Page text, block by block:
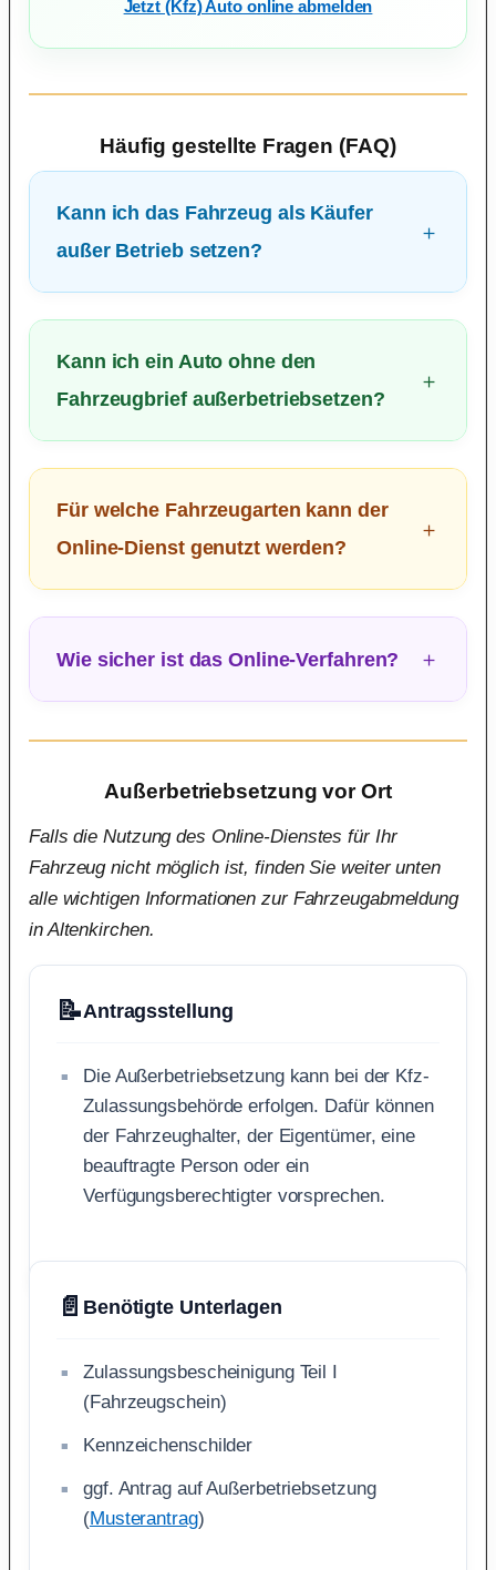
Jetzt (Kfz) Auto online abmelden
Häufig gestellte Fragen (FAQ)
Kann ich das Fahrzeug als Käufer
außer Betrieb setzen?
Kann ich ein Auto ohne den
Fahrzeugbrief außerbetriebsetzen?
Für welche Fahrzeugarten kann der
Online-Dienst genutzt werden?
Wie sicher ist das Online-Verfahren?
Außerbetriebsetzung vor Ort
Falls die Nutzung des Online-Dienstes für Ihr
Fahrzeug nicht möglich ist, finden Sie weiter unten
alle wichtigen Informationen zur Fahrzeugabmeldung
in Altenkirchen.
📝Antragsstellung
Die Außerbetriebsetzung kann bei der Kfz-
Zulassungsbehörde erfolgen. Dafür können
der Fahrzeughalter, der Eigentümer, eine
beauftragte Person oder ein
Verfügungsberechtigter vorsprechen.
📄 Benötigte Unterlagen
Zulassungsbescheinigung Teil I
(Fahrzeugschein)
Kennzeichenschilder
ggf. Antrag auf Außerbetriebsetzung
(Musterantrag)